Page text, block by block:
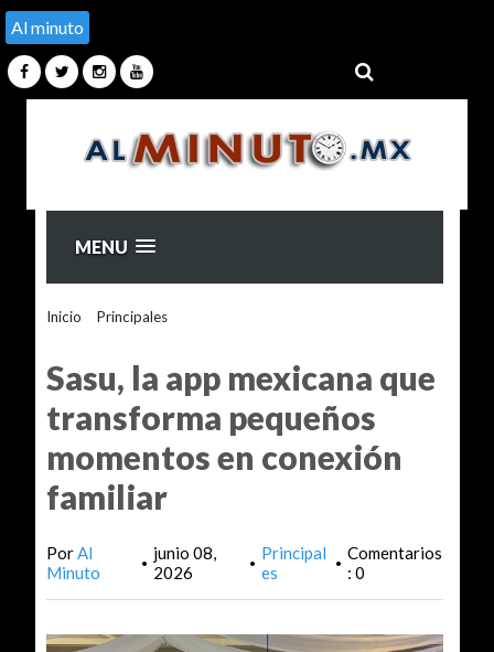
Al minuto
MENU
Inicio Principales>
Sasu, la app mexicana que
transforma pequeños
momentos en conexión
familiar
PorAl
Minuto
• junio 08,
2026
• Principal
es
• Comentarios
: 0